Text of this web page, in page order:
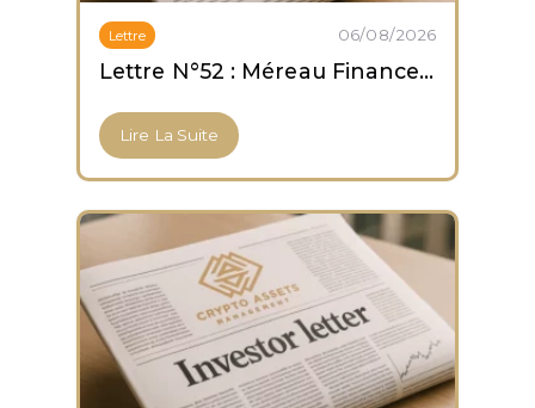
Lettre 06/08/2026
Lettre N°52 : Méreau Finance obtient son agrément PSCA
Lire La Suite